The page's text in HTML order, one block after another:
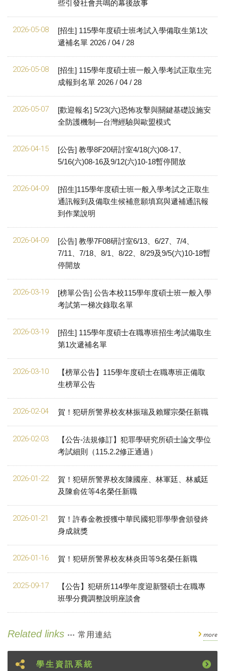
些引發社會共鳴的幕後故事
2026-05-08
[招生] 115學年度碩士班考試入學備取生第1次
遞補名單 2026 / 04 / 28
2026-05-08
[招生] 115學年度碩士班一般入學考試正取生完
成報到名單 2026 / 04 / 28
2026-05-07
[歡迎報名] 5/23(六)恐怖攻擊與關鍵基礎設施安
全防護機制—台灣經驗與歐盟模式
2026-04-15
[公告] 教學8F20研討室4/18(六)08-17、
5/16(六)08-16及9/12(六)10-18暫停開放
2026-04-09
[招生]115學年度碩士班一般入學考試之正取生
通訊報到及備取生候補意願填寫與遞補通訊報
到作業說明
2026-04-09
[公告] 教學7F08研討室6/13、6/27、7/4、
7/11、7/18、8/1、8/22、8/29及9/5(六)10-18暫
停開放
2026-03-19
[榜單公告] 公告本校115學年度碩士班一般入學
考試第一梯次錄取名單
2026-03-19
[招生] 115學年度碩士在職專班招生考試備取生
第1次遞補名單
2026-03-10
【榜單公告】115學年度碩士在職專班正備取
生榜單公告
2026-02-04 賀！犯研所警界校友林振瑞及賴耀宗榮任新職
2026-02-03
【公告-法規修訂】犯罪學研究所碩士論文學位
考試細則（115.2.2修正通過）
2026-01-22
賀！犯研所警界校友陳國座、林軍廷、林威廷
及陳俞佐等4名榮任新職
2026-01-21
賀！許春金教授獲中華民國犯罪學學會頒發終
身成就獎
2026-01-16 賀！犯研所警界校友林炎田等9名榮任新職
2025-09-17
【公告】犯研所114學年度迎新暨碩士在職專
班學分費調整說明座談會
Related links 常用連結 more
學生資訊系統